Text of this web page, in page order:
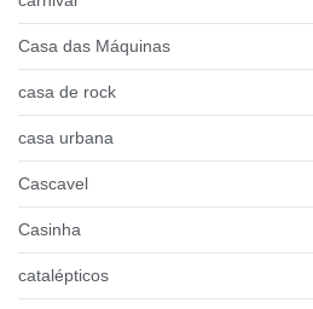
Casa das Máquinas
casa de rock
casa urbana
Cascavel
Casinha
catalépticos